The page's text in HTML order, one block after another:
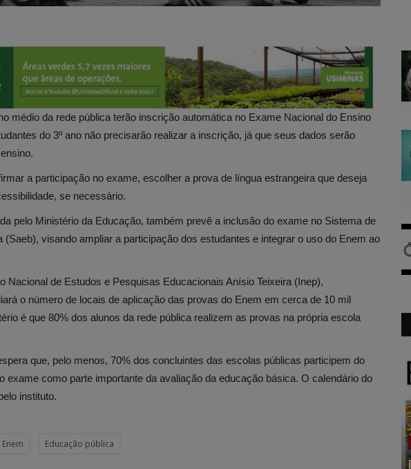
médio da rede pública terão inscrição automática no Exame Nacional do Ensino
do 3º ano não precisarão realizar a inscrição, já que seus dados serão
a participação no exame, escolher a prova de língua estrangeira que deseja
se necessário.
pelo Ministério da Educação, também prevê a inclusão do exame no Sistema de
visando ampliar a participação dos estudantes e integrar o uso do Enem ao
Nacional de Estudos e Pesquisas Educacionais Anísio Teixeira (Inep),
o número de locais de aplicação das provas do Enem em cerca de 10 mil
é que 80% dos alunos da rede pública realizem as provas na própria escola
que, pelo menos, 70% dos concluintes das escolas públicas participem do
exame como parte importante da avaliação da educação básica. O calendário do
instituto.
Enem Educação pública